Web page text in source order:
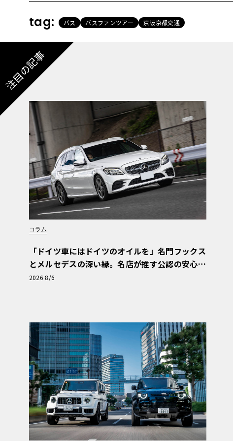
tag: バス バスファンツアー 京阪京都交通
注目の記事
コラム
「ドイツ車にはドイツのオイルを」名門フックス
とメルセデスの深い縁。名店が推す公認の安心
と、Cクラスで味わうシルキーな走り〈PR〉
2026 8/6